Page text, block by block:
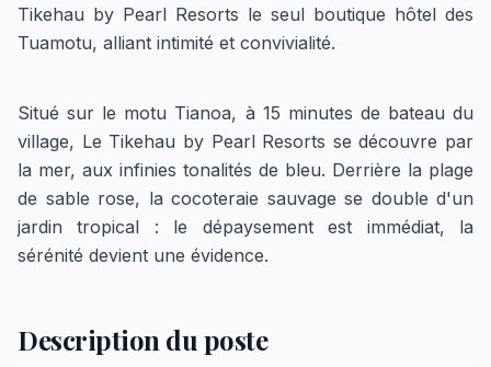
Tikehau by Pearl Resorts le seul boutique hôtel des
Tuamotu, alliant intimité et convivialité.
Situé sur le motu Tianoa, à 15 minutes de bateau du
village, Le Tikehau by Pearl Resorts se découvre par
la mer, aux infinies tonalités de bleu. Derrière la plage
de sable rose, la cocoteraie sauvage se double d'un
jardin tropical : le dépaysement est immédiat, la
sérénité devient une évidence.
Description du poste